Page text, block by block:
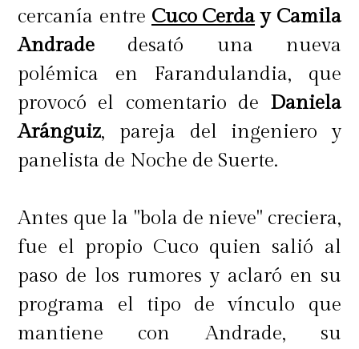
cercanía entre Cuco Cerday Camila
Andrade desató una nueva
polémica en Farandulandia, que
provocó el comentario de Daniela
Aránguiz, pareja del ingeniero y
panelista de Noche de Suerte.
Antes que la "bola de nieve" creciera,
fue el propio Cuco quien salió al
paso de los rumores y aclaró en su
programa el tipo de vínculo que
mantiene con Andrade, su